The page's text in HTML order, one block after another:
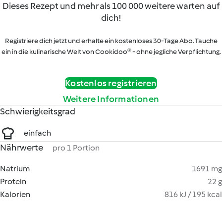
Dieses Rezept und mehr als 100 000 weitere warten auf
dich!
Registriere dich jetzt und erhalte ein kostenloses 30-Tage Abo. Tauche
ein in die kulinarische Welt von Cookidoo® - ohne jegliche Verpflichtung.
Kostenlos registrieren
Weitere Informationen
Schwierigkeitsgrad
einfach
Nährwerte pro 1 Portion
Natrium
1691 mg
Protein
22 g
Kalorien
816 kJ / 195 kcal